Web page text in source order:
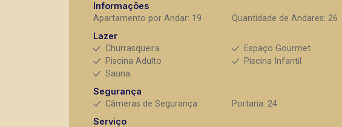
Informações
Apartamento por Andar: 19
Quantidade de Andares: 26
Lazer
Churrasqueira
Espaço Gourmet
Piscina Adulto
Piscina Infantil
Sauna
Segurança
Câmeras de Segurança
Portaria: 24
Serviço